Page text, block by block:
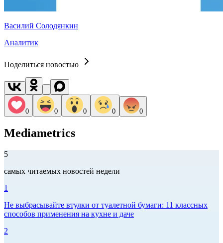
Василий Солодянкин
Аналитик
Поделиться новостью
0 0 0 0 0
Mediametrics
5
самых читаемых новостей недели
1
Не выбрасывайте втулки от туалетной бумаги: 11 классных
способов применения на кухне и даче
2